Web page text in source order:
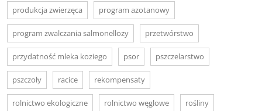
produkcja zwierzęca program azotanowy
program zwalczania salmonellozy przetwórstwo
przydatność mleka koziego psor pszczelarstwo
pszczoły racice rekompensaty
rolnictwo ekologiczne rolnictwo węglowe rośliny